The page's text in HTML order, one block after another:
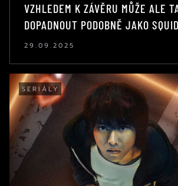
VZHLEDEM K ZÁVĚRU MŮŽE ALE
DOPADNOUT PODOBNĚ JAKO
29.09.2025
SERIÁLY